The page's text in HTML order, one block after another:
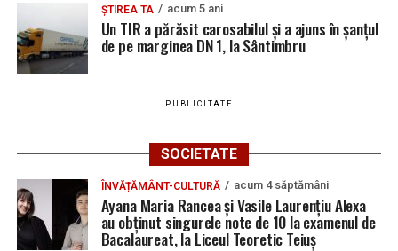
ȘTIREA TA acum 5 ani
Un TIR a părăsit carosabilul și a ajuns în șanțul
de pe marginea DN 1, la Sântimbru
PUBLICITATE
SOCIETATE
ÎNVĂȚĂMÂNT-CULTURĂ acum 4 săptămâni
Ayana Maria Rancea și Vasile Laurențiu Alexa
au obținut singurele note de 10 la examenul de
Bacalaureat, la Liceul Teoretic Teiuș